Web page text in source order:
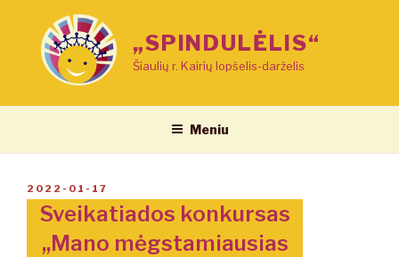
„SPINDULĖLIS“
Šiaulių r. Kairių lopšelis-darželis
Meniu
PASKELBTA
2022-01-17
Sveikatiados konkursas
,,Mano mėgstamiausias